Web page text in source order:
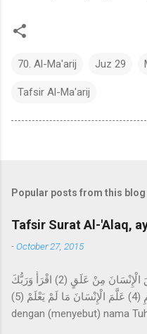
70. Al-Ma'arij Juz 29
Tafsir Al-Ma'arij
Popular posts from this blog
Tafsir Surat Al-'Alaq,
-October 27, 2015
اقْرَأْ بِاسْمِ رَبِّكَ الَّذِي خَلَقَ (1) خَلَقَ الْإِنْسَانَ مِنْ عَلَقٍ (2) اقْرَأْ وَرَبُّكَ
الْأَكْرَمُ (3) الَّذِي عَلَّمَ بِالْقَلَمِ (4) عَلَّمَ الْإِنْسَانَ مَا لَمْ يَعْلَمْ (5) Bacalah
dengan (menyebut) nama